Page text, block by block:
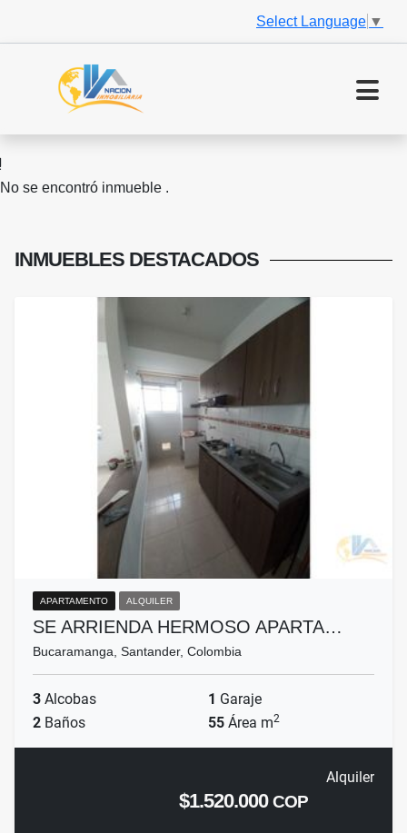
Select Language ▼
No se encontró inmueble .
INMUEBLES DESTACADOS
APARTAMENTO ALQUILER
SE ARRIENDA HERMOSO APARTA…
Bucaramanga, Santander, Colombia
3 Alcobas 1 Garaje
2 Baños 55 Área m2
Alquiler
$1.520.000COP